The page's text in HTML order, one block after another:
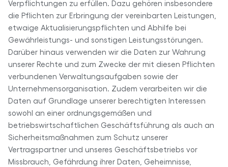
Verpflichtungen zu erfüllen. Dazu gehören insbesondere
die Pflichten zur Erbringung der vereinbarten Leistungen,
etwaige Aktualisierungspflichten und Abhilfe bei
Gewährleistungs- und sonstigen Leistungsstörungen.
Darüber hinaus verwenden wir die Daten zur Wahrung
unserer Rechte und zum Zwecke der mit diesen Pflichten
verbundenen Verwaltungsaufgaben sowie der
Unternehmensorganisation. Zudem verarbeiten wir die
Daten auf Grundlage unserer berechtigten Interessen
sowohl an einer ordnungsgemäßen und
betriebswirtschaftlichen Geschäftsführung als auch an
Sicherheitsmaßnahmen zum Schutz unserer
Vertragspartner und unseres Geschäftsbetriebs vor
Missbrauch, Gefährdung ihrer Daten, Geheimnisse,